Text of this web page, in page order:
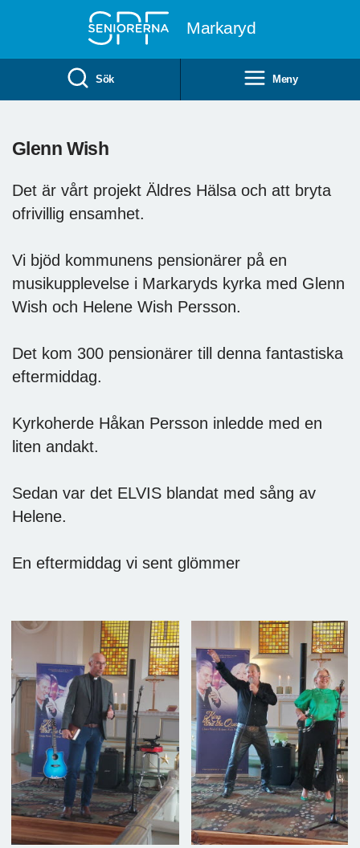
Markaryd
Sök Meny
Glenn Wish
Det är vårt projekt Äldres Hälsa och att bryta
ofrivillig ensamhet.
Vi bjöd kommunens pensionärer på en
musikupplevelse i Markaryds kyrka med Glenn
Wish och Helene Wish Persson.
Det kom 300 pensionärer till denna fantastiska
eftermiddag.
Kyrkoherde Håkan Persson inledde med en
liten andakt.
Sedan var det ELVIS blandat med sång av
Helene.
En eftermiddag vi sent glömmer